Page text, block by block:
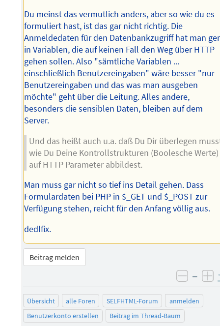
Du meinst das vermutlich anders, aber so wie du es
formuliert hast, ist das gar nicht richtig. Die
Anmeldedaten für den Datenbankzugriff hat man
in Variablen, die auf keinen Fall den Weg über HTTP
gehen sollen. Also "sämtliche Variablen ...
einschließlich Benutzereingaben" wäre besser "nur
Benutzereingaben und das was man ausgeben
möchte" geht über die Leitung. Alles andere,
besonders die sensiblen Daten, bleiben auf dem
Server.
Und das heißt auch u.a. daß Du Dir überlegen
wie Du Deine Kontrollstrukturen (Boolesche Werte)
auf HTTP Parameter abbildest.
Man muss gar nicht so tief ins Detail gehen. Dass
Formulardaten bei PHP in $_GET und $_POST zur
Verfügung stehen, reicht für den Anfang völlig aus.
dedlfix.
Beitrag melden
–
Übersicht alle Foren SELFHTML-Forum
anmelden
Benutzerkonto erstellen
Beitrag im Thread-Baum